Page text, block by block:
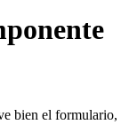
bien el formulario,